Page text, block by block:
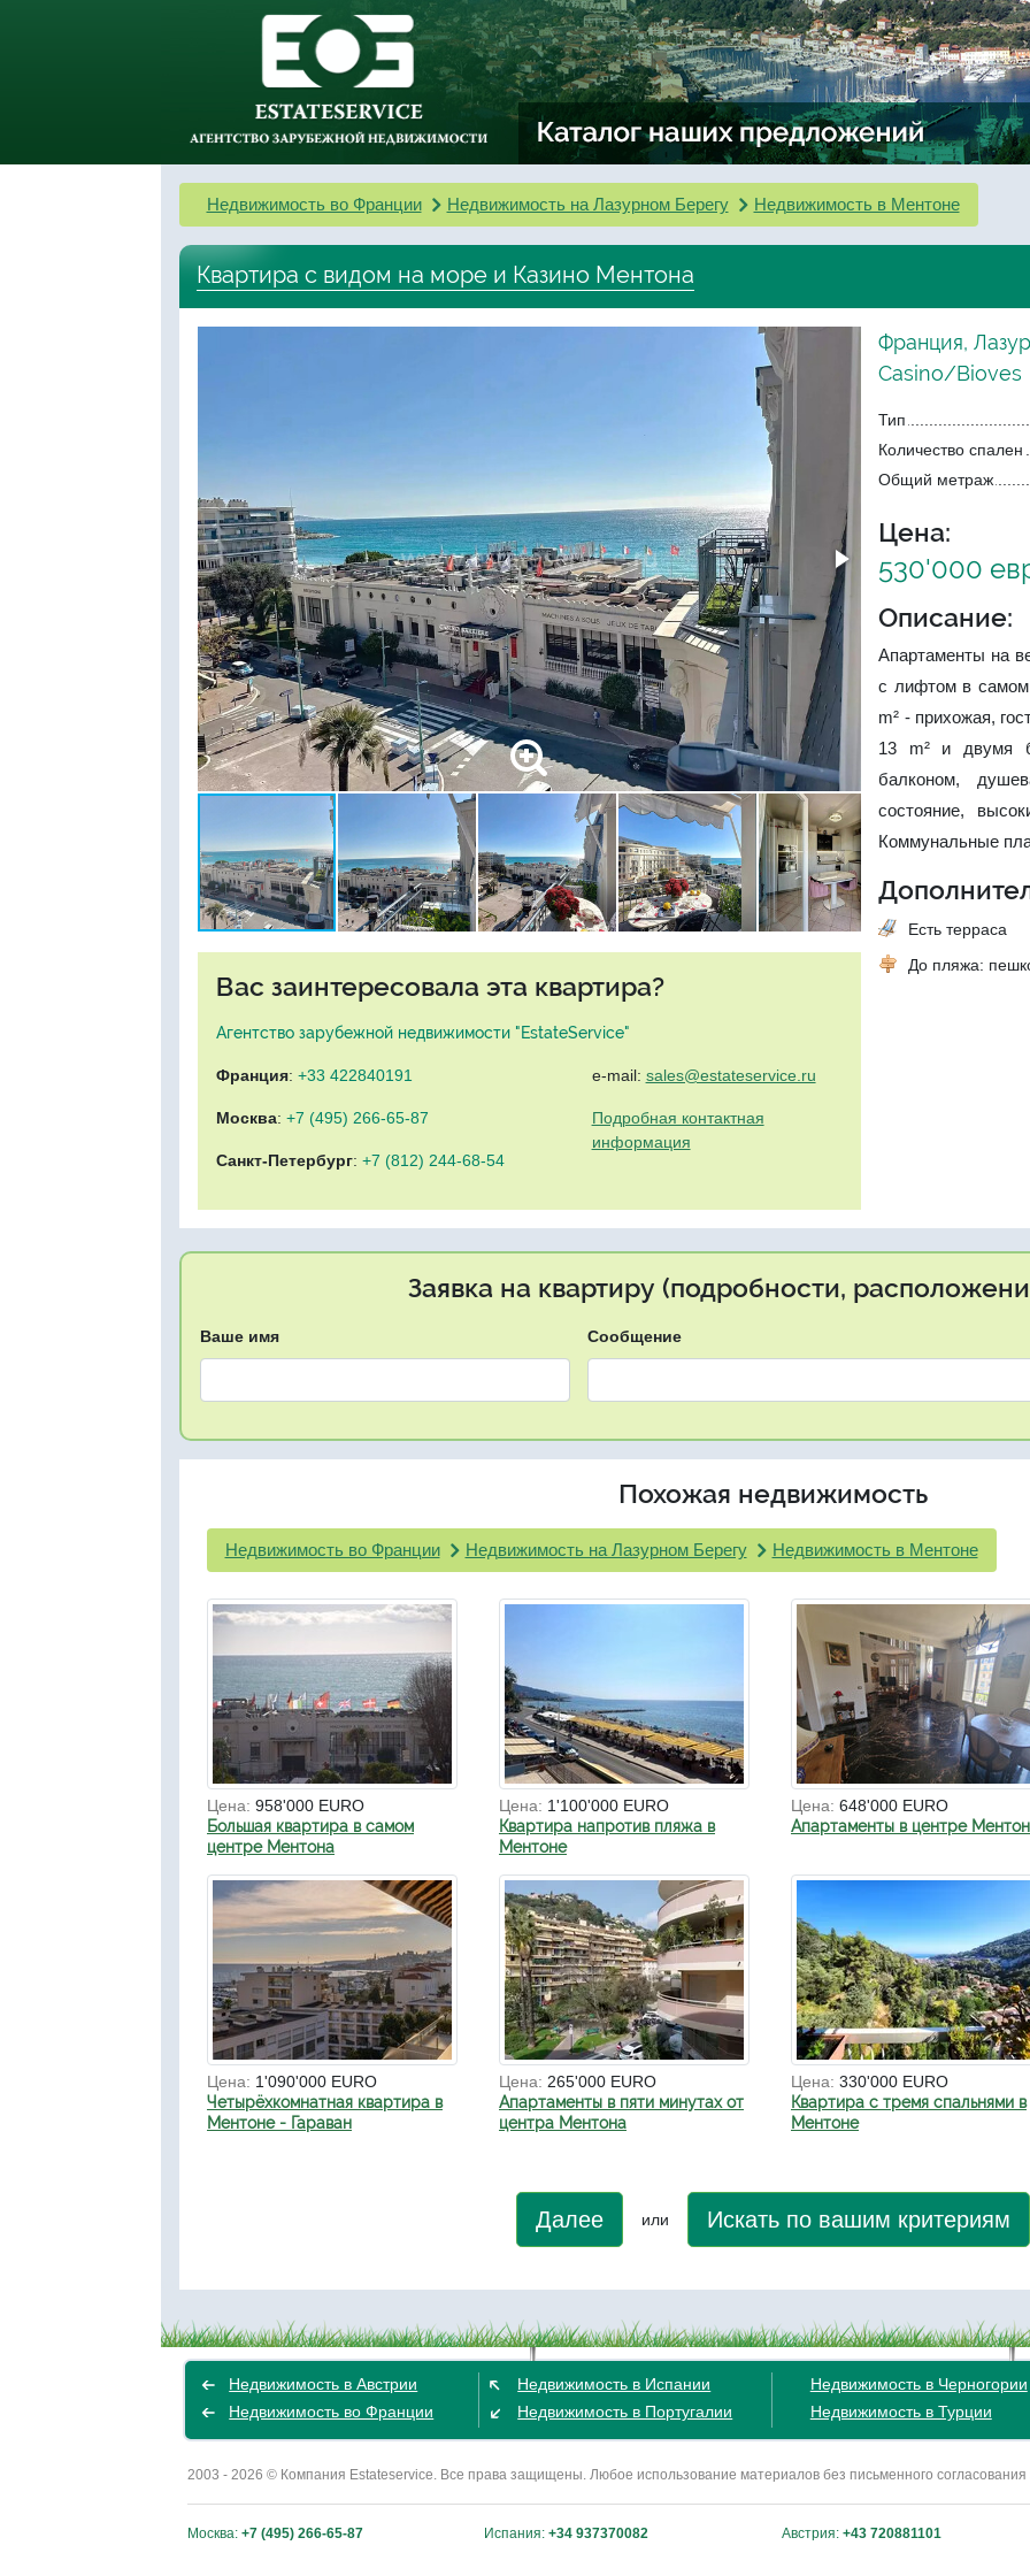
Недвижимость во Франции Недвижимость на Лазурном Берегу Недвижимость в Ментоне
Квартира с видом на море и Казино Ментона
Вас заинтересовала эта квартира?
Агентство зарубежной недвижимости "EstateService"
Франция: +33 422840191
Москва: +7 (495) 266-65-87
Санкт-Петербург: +7 (812) 244-68-54
e-mail: sales@estateservice.ru
Подробная контактная
информация
Франция,
Casino/Bioves
Тип
Количество спален
Общий метраж
Цена:
530'000
Описание:
Апартаменты на
с лифтом в
m² - прихожая,
13 m² и двумя
балконом,
состояние,
Коммунальные
Есть терраса
До пляжа:
Заявка на квартиру (подробности,
Ваше имя Сообщение
Похожая недвижимость
Недвижимость во Франции Недвижимость на Лазурном Берегу Недвижимость в Ментоне
Цена: 958'000 EURO
Большая квартира в самом
центре Ментона
Цена: 1'100'000 EURO
Квартира напротив пляжа в
Ментоне
Цена: 648'000 EURO
Апартаменты в центре
Цена: 1'090'000 EURO
Четырёхкомнатная квартира в
Ментоне - Гараван
Цена: 265'000 EURO
Апартаменты в пяти минутах от
центра Ментона
Цена: 330'000 EURO
Квартира с тремя спальнями в
Ментоне
Далее или Искать по вашим критериям
Недвижимость в Австрии
Недвижимость во Франции
Недвижимость в Испании
Недвижимость в Португалии
Недвижимость в Черногории
Недвижимость в Турции
2003 - 2026 © Компания Estateservice. Все права защищены. Любое использование материалов без письменного
Москва: +7 (495) 266-65-87 Испания: +34 937370082 Австрия: +43 720881101